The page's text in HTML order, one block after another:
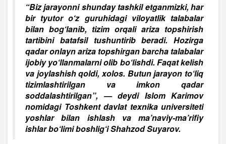
“Biz jarayonni shunday tashkil etganmizki, har
bir tyutor o‘z guruhidagi viloyatlik talabalar
bilan bog‘lanib, tizim orqali ariza topshirish
tartibini batafsil tushuntirib beradi. Hozirga
qadar onlayn ariza topshirgan barcha talabalar
ijobiy yo‘llanmalarni olib bo‘lishdi. Faqat kelish
va joylashish qoldi, xolos. Butun jarayon to‘liq
tizimlashtirilgan va imkon qadar
soddalashtirilgan”, — deydi Islom Karimov
nomidagi Toshkent davlat texnika universiteti
yoshlar bilan ishlash va ma’naviy-ma’rifiy
ishlar bo‘limi boshlig‘i Shahzod Suyarov.